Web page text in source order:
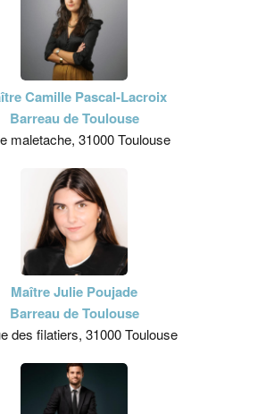
Camille Pascal-Lacroix
Barreau de Toulouse
maletache, 31000 Toulouse
Maître Julie Poujade
Barreau de Toulouse
des filatiers, 31000 Toulouse